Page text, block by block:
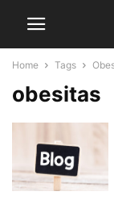
Home Tags
obesitas